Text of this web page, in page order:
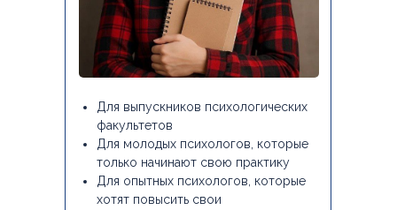
Для выпускников психологических
факультетов
Для молодых психологов, которые
только начинают свою практику
Для опытных психологов, которые
хотят повысить свои